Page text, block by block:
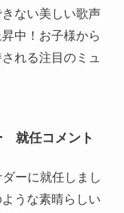
ない美しい歌声
中！お子様から
れる注目のミュ
就任コメント
ーに就任しまし
うな素晴らしい